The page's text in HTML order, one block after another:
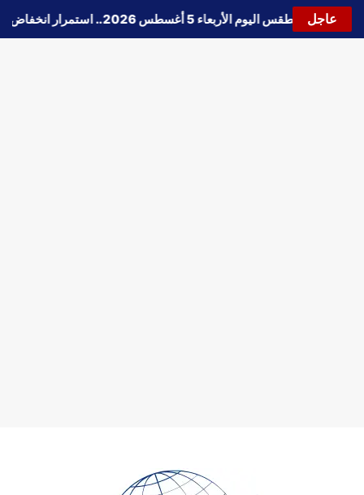
عاجل🔵 حالة الطقس اليوم الأربعاء 5 أغسطس 2026.. استمرار انخفاض الحرارة وتحذيرات من الشبورة واضطراب الملاحة